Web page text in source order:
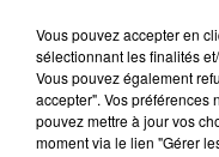
France.
LE GRAND
Vous pouvez accepter en
sélectionnant les finalités
Vous pouvez également
accepter". Vos préférences
pouvez mettre à jour vos
moment via le lien "Gérer